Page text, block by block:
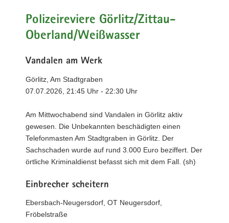
Polizeireviere Görlitz/Zittau-
Oberland/Weißwasser
Vandalen am Werk
Görlitz, Am Stadtgraben
07.07.2026, 21:45 Uhr - 22:30 Uhr
Am Mittwochabend sind Vandalen in Görlitz aktiv
gewesen. Die Unbekannten beschädigten einen
Telefonmasten Am Stadtgraben in Görlitz. Der
Sachschaden wurde auf rund 3.000 Euro beziffert. Der
örtliche Kriminaldienst befasst sich mit dem Fall. (sh)
Einbrecher scheitern
Ebersbach-Neugersdorf, OT Neugersdorf,
Fröbelstraße